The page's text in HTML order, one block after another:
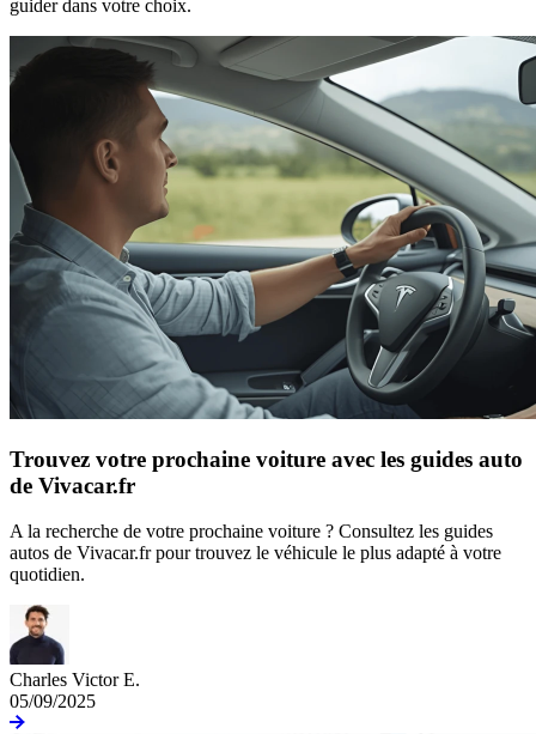
guider dans votre choix.
Trouvez votre prochaine voiture avec les guides auto
de Vivacar.fr
A la recherche de votre prochaine voiture ? Consultez les guides
autos de Vivacar.fr pour trouvez le véhicule le plus adapté à votre
quotidien.
Charles Victor E.
05/09/2025